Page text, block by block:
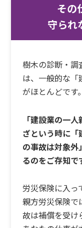
その
守られ
樹木の診断・
は、一般的な「
がほとんどです。
「建設業の一
ざという時に「
の事故は対象外
るのをご存知で
労災保険に入っ
親方労災保険で
故は補償を受け